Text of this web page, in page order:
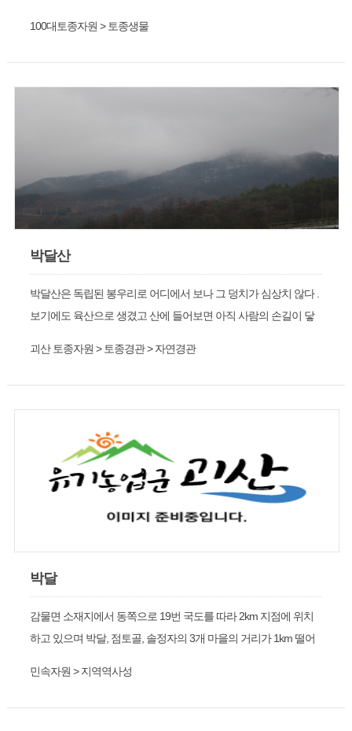
100대토종자원 > 토종생물
박달산
박달산은 독립된 봉우리로 어디에서 보나 그 덩치가 심상치 않다 .
보기에도 육산으로 생겼고 산에 들어보면 아직 사람의 손길이 닿
은 직행이나 시내버스 등이 정차하지 않거나 운행되지 않음으로
택시나 승용차를 이용하는 것이 편리하다.
괴산 토종자원 > 토종경관 > 자연경관
박달
감물면 소재지에서 동쪽으로 19번 국도를 따라 2km 지점에 위치
하고 있으며 박달, 점토골, 솔정자의 3개 마을의 거리가 1km 떨어
민속자원 > 지역역사성